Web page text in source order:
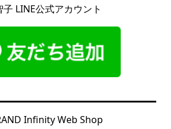
子 LINE公式アカウント
Infinity Web Shop